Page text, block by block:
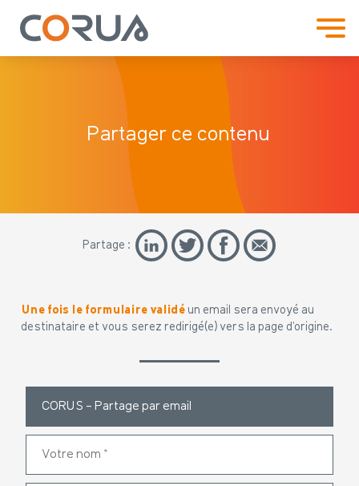
Partager ce contenu
Partage :
Une fois le formulaire validé un email sera envoyé au
destinataire et vous serez redirigé(e) vers la page d’origine.